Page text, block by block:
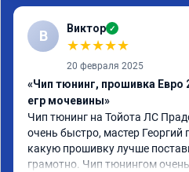
В Виктор ✓
★★★★★
20 февраля 2025
«Чип тюнинг, прошивка Евро
егр мочевины»
Чип тюнинг на Тойота ЛС
очень быстро, мастер Георгий
какую прошивку лучше
грамотно. Чип тюнингом